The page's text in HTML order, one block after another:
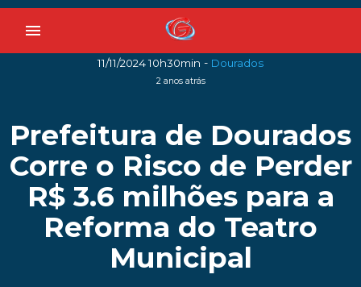
menu
11/11/2024 10h30min - Dourados
2 anos atrás
Prefeitura de Dourados
Corre o Risco de Perder
R$ 3.6 milhões para a
Reforma do Teatro
Municipal